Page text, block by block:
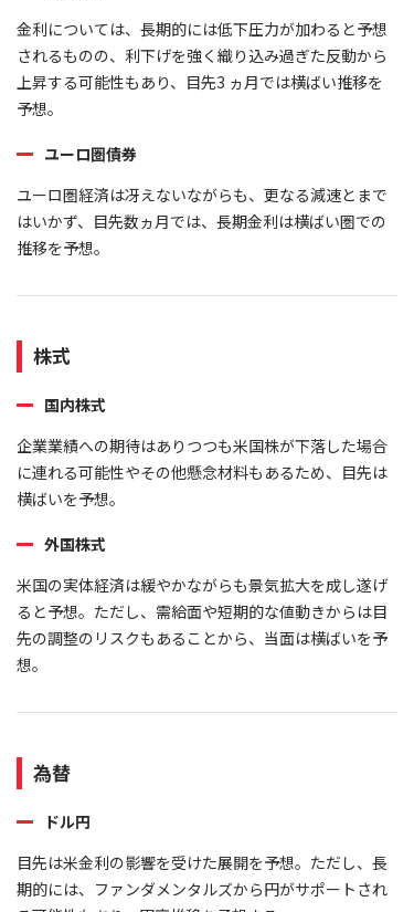
金利については、長期的には低下圧力が加わると予想
されるものの、利下げを強く織り込み過ぎた反動から
上昇する可能性もあり、目先3 ヵ月では横ばい推移を
予想。
ユーロ圏債券
ユーロ圏経済は冴えないながらも、更なる減速とまで
はいかず、目先数ヵ月では、長期金利は横ばい圏での
推移を予想。
株式
国内株式
企業業績への期待はありつつも米国株が下落した場合
に連れる可能性やその他懸念材料もあるため、目先は
横ばいを予想。
外国株式
米国の実体経済は緩やかながらも景気拡大を成し遂げ
ると予想。ただし、需給面や短期的な値動きからは目
先の調整のリスクもあることから、当面は横ばいを予
想。
為替
ドル円
目先は米金利の影響を受けた展開を予想。ただし、長
期的には、ファンダメンタルズから円がサポートされ